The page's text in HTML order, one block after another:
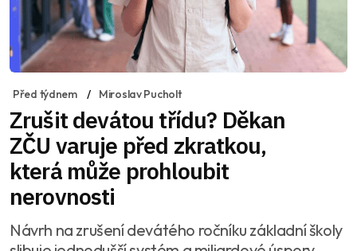
Před týdnem Miroslav Pucholt
Zrušit devátou třídu? Děkan
ZČU varuje před zkratkou,
která může prohloubit
nerovnosti
Návrh na zrušení devátého ročníku základní školy